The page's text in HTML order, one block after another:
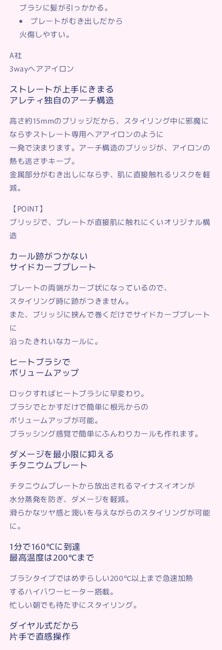
ブラシに髪が引っかかる。
プレートがむき出しだから
火傷しやすい。
A社
3wayヘアアイロン
ストレートが上手にきまる
アレティ独自のアーチ構造
高さ約15mmのブリッジだから、スタイリング中に邪魔に
ならずストレート専用ヘアアイロンのように
一発で決まります。アーチ構造のブリッジが、アイロンの
熱も逃さずキープ。
金属部分がむき出しにならず、肌に直接触れるリスクを軽
減。
【POINT】
ブリッジで、プレートが直接肌に触れにくいオリジナル構
造
カール跡がつかない
サイドカーブプレート
プレートの両端がカーブ状になっているので、
スタイリング時に跡がつきません。
また、ブリッジに挟んで巻くだけでサイドカーブプレート
に
沿ったきれいなカールに。
ヒートブラシで
ボリュームアップ
ロックすればヒートブラシに早変わり。
ブラシでとかすだけで簡単に根元からの
ボリュームアップが可能。
ブラッシング感覚で簡単にふんわりカールも作れます。
ダメージを最小限に抑える
チタニウムプレート
チタニウムプレートから放出されるマイナスイオンが
水分蒸発を防ぎ、ダメージを軽減。
滑らかなツヤ感と潤いを与えながらのスタイリングが可能
に。
1分で160℃に到達
最高温度は200℃まで
ブラシタイプではめずらしい200℃以上まで急速加熱
するハイパワーヒーター搭載。
忙しい朝でも待たずにスタイリング。
ダイヤル式だから
片手で直感操作